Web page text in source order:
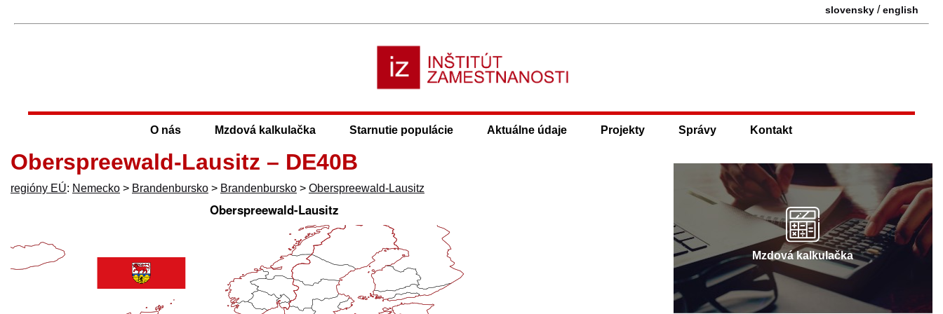
slovensky /english
O nás Mzdová kalkulačka Starnutie populácie Aktuálne údaje Projekty Správy Kontakt
Oberspreewald-Lausitz – DE40B
regióny EÚ: Nemecko > Brandenbursko > Brandenbursko > Oberspreewald-Lausitz
Mzdová kalkulačka